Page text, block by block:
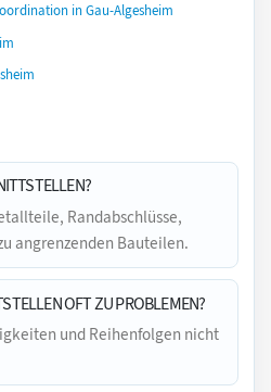
in Gau-Algesheim
Randabschlüsse,
angrenzenden Bauteilen.
OFT ZU PROBLEMEN?
und Reihenfolgen nicht